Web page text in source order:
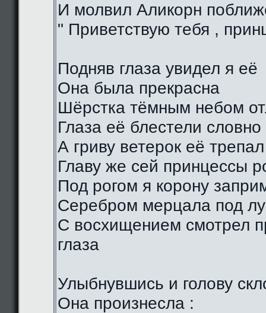
И молвил Аликорн
" Приветствую тебя ,
Подняв глаза увидел я её
Она была прекрасна
Шёрстка тёмным небом
Глаза её блестели
А гриву ветерок её трепал
Главу же сей принцессы
Под рогом я корону
Серебром мерцала под
С восхищением смотрел
глаза
Улыбнувшись и голову
Она произнесла :